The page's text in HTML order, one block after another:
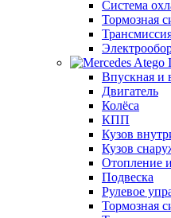
Система
Тормозная
Впускная и
Двигатель
Колёса
КПП
Кузов
Кузов
Отопление
Подвеска
Рулевое
Тормозная